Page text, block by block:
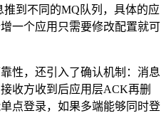
推到不同的MQ队列，具体的应
一个应用只需要修改配置就可
性，还引入了确认机制：消息
收方收到后应用层ACK再删
点登录，如果多端能够同时登